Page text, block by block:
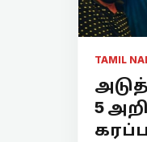
TAMIL
5